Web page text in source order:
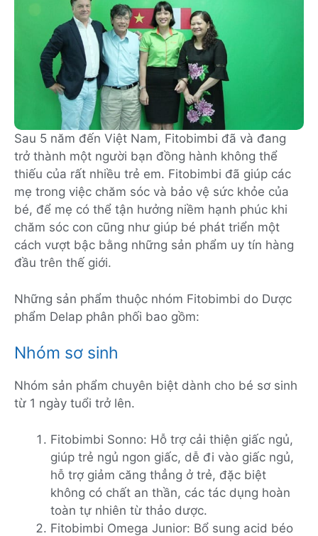
Sau 5 năm đến Việt Nam, Fitobimbi đã và đang
trở thành một người bạn đồng hành không thể
thiếu của rất nhiều trẻ em. Fitobimbi đã giúp các
mẹ trong việc chăm sóc và bảo vệ sức khỏe của
bé, để mẹ có thể tận hưởng niềm hạnh phúc khi
chăm sóc con cũng như giúp bé phát triển một
cách vượt bậc bằng những sản phẩm uy tín hàng
đầu trên thế giới.
Những sản phẩm thuộc nhóm Fitobimbi do Dược
phẩm Delap phân phối bao gồm:
Nhóm sơ sinh
Nhóm sản phẩm chuyên biệt dành cho bé sơ sinh
từ 1 ngày tuổi trở lên.
Fitobimbi Sonno: Hỗ trợ cải thiện giấc ngủ,
giúp trẻ ngủ ngon giấc, dễ đi vào giấc ngủ,
hỗ trợ giảm căng thẳng ở trẻ, đặc biệt
không có chất an thần, các tác dụng hoàn
toàn tự nhiên từ thảo dược.
Fitobimbi Omega Junior: Bổ sung acid béo